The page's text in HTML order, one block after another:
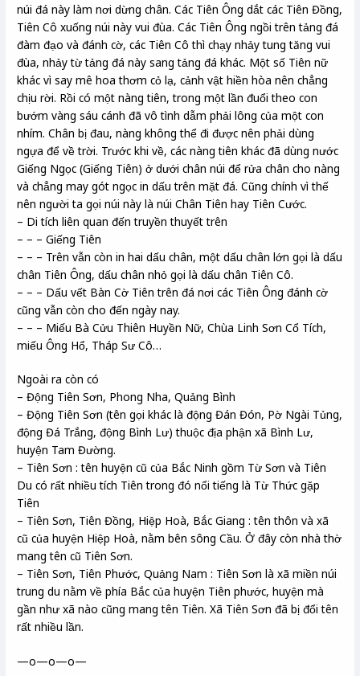
núi đá này làm nơi dừng chân. Các Tiên Ông dắt các Tiên Đồng,
Tiên Cô xuống núi này vui đùa. Các Tiên Ông ngồi trên tảng đá
đàm đạo và đánh cờ, các Tiên Cô thì chạy nhảy tung tăng vui
đùa, nhảy từ tảng đá này sang tảng đá khác. Một số Tiên nữ
khác vì say mê hoa thơm cỏ lạ, cảnh vật hiền hòa nên chẳng
chịu rời. Rồi có một nàng tiên, trong một lần đuổi theo con
bướm vàng sáu cánh đã vô tình dẫm phải lông của một con
nhím. Chân bị đau, nàng không thể đi được nên phải dùng
ngựa để về trời. Trước khi về, các nàng tiên khác đã dùng nước
Giếng Ngọc (Giếng Tiên) ở dưới chân núi để rửa chân cho nàng
và chẳng may gót ngọc in dấu trên mặt đá. Cũng chính vì thế
nên người ta gọi núi này là núi Chân Tiên hay Tiên Cước.
– Di tích liên quan đến truyền thuyết trên
– – – Giếng Tiên
– – – Trên vẫn còn in hai dấu chân, một dấu chân lớn gọi là dấu
chân Tiên Ông, dấu chân nhỏ gọi là dấu chân Tiên Cô.
– – – Dấu vết Bàn Cờ Tiên trên đá nơi các Tiên Ông đánh cờ
cũng vẫn còn cho đến ngày nay.
– – – Miếu Bà Cửu Thiên Huyền Nữ, Chùa Linh Sơn Cổ Tích,
miếu Ông Hổ, Tháp Sư Cô…
Ngoài ra còn có
– Động Tiên Sơn, Phong Nha, Quảng Bình
– Động Tiên Sơn (tên gọi khác là động Đán Đón, Pờ Ngài Tủng,
động Đá Trắng, động Bình Lư) thuộc địa phận xã Bình Lư,
huyện Tam Đường.
– Tiên Sơn : tên huyện cũ của Bắc Ninh gồm Từ Sơn và Tiên
Du có rất nhiều tích Tiên trong đó nổi tiếng là Từ Thức gặp
Tiên
– Tiên Sơn, Tiên Đồng, Hiệp Hoà, Bắc Giang : tên thôn và xã
cũ của huyện Hiệp Hoà, nằm bên sông Cầu. Ở đây còn nhà thờ
mang tên cũ Tiên Sơn.
– Tiên Sơn, Tiên Phước, Quảng Nam : Tiên Sơn là xã miền núi
trung du nằm về phía Bắc của huyện Tiên phước, huyện mà
gần như xã nào cũng mang tên Tiên. Xã Tiên Sơn đã bị đổi tên
rất nhiều lần.
—o—o—o—